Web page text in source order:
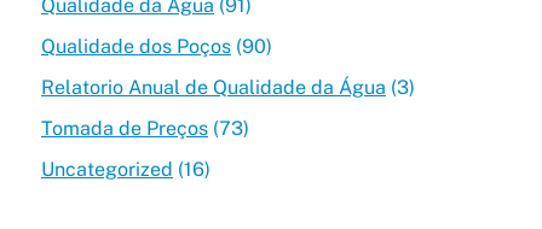
Qualidade da Água (91)
Qualidade dos Poços(90)
Relatorio Anual de Qualidade da Água (3)
Tomada de Preços(73)
Uncategorized (16)